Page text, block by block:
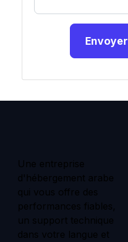
Une entreprise
d'hébergement arabe
qui vous offre des
performances fiables,
un support technique
dans votre langue et